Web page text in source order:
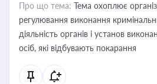
Про що тема: Тема охоплює
регулювання виконання
діяльність органів і установ
осіб, які відбувають покарання